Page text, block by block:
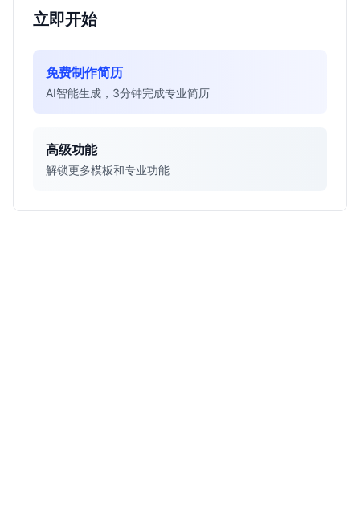
立即开始
免费制作简历
AI智能生成，3分钟完成专业简历
高级功能
解锁更多模板和专业功能